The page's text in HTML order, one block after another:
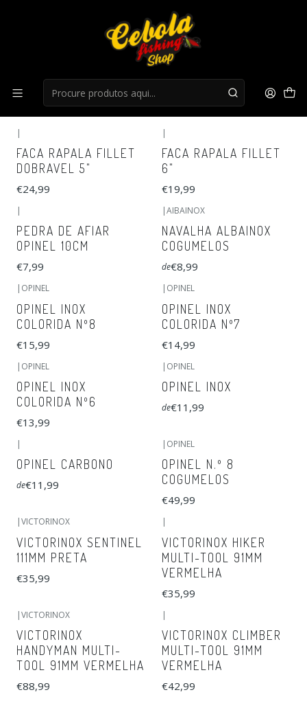
Cutelaria
Cutelaria
FILTROS
|
FACA RAPALA FILLET
DOBRAVEL 5"
€24,99
|
FACA RAPALA FILLET
6"
€19,99
|
PEDRA DE AFIAR
OPINEL 10CM
€7,99
|AIBAINOX
NAVALHA ALBAINOX
COGUMELOS
de€8,99
| OPINEL
OPINEL INOX
COLORIDA Nº8
€15,99
| OPINEL
OPINEL INOX
COLORIDA Nº7
€14,99
| OPINEL
OPINEL INOX
COLORIDA Nº6
€13,99
| OPINEL
OPINEL INOX
de€11,99
|
OPINEL CARBONO
de€11,99
| OPINEL
OPINEL N.º 8
COGUMELOS
€49,99
VICTORINOX
VICTORINOX SENTINEL
111MM PRETA
€35,99
VICTORINOX HIKER
MULTI-TOOL 91MM
VERMELHA
€35,99
|VICTORINOX
VICTORINOX
HANDYMAN MULTI-
TOOL 91MM VERMELHA
€88,99
|
VICTORINOX CLIMBER
MULTI-TOOL 91MM
VERMELHA
€42,99